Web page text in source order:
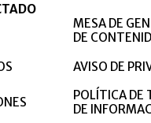
MESA DE
DE
AVISO DE
POLÍTICA DE
DE